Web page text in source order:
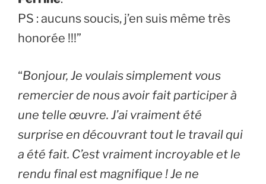
PS : aucuns soucis, j’en suis même très
honorée !!!”
“Bonjour, Je voulais simplement vous
remercier de nous avoir fait participer à
une telle œuvre. J’ai vraiment été
surprise en découvrant tout le travail qui
a été fait. C’est vraiment incroyable et le
rendu final est magnifique ! Je ne